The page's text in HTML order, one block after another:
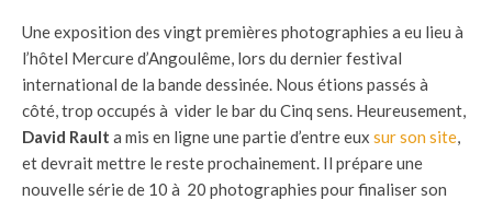
Une exposition des vingt premières photographies a eu lieu à
l’hôtel Mercure d’Angoulême, lors du dernier festival
international de la bande dessinée. Nous étions passés à
côté, trop occupés à vider le bar du Cinq sens. Heureusement,
David Rault a mis en ligne une partie d’entre eux sur son site,
et devrait mettre le reste prochainement. Il prépare une
nouvelle série de 10 à 20 photographies pour finaliser son